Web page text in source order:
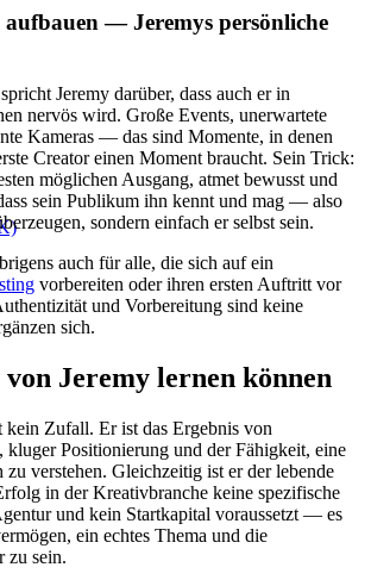
aufbauen — Jeremys persönliche
Jeremy darüber, dass auch er in
nervös wird. Große Events, unerwartete
Kameras — das sind Momente, in denen
Creator einen Moment braucht. Sein Trick:
möglichen Ausgang, atmet bewusst und
sein Publikum ihn kennt und mag — also
sondern einfach er selbst sein.
auch für alle, die sich auf ein
vorbereiten oder ihren ersten Auftritt vor
und Vorbereitung sind keine
sich.
Jeremy lernen können
kein Zufall. Er ist das Ergebnis von
kluger Positionierung und der Fähigkeit, eine
verstehen. Gleichzeitig ist er der lebende
in der Kreativbranche keine spezifische
und kein Startkapital voraussetzt — es
ein echtes Thema und die
zu sein.